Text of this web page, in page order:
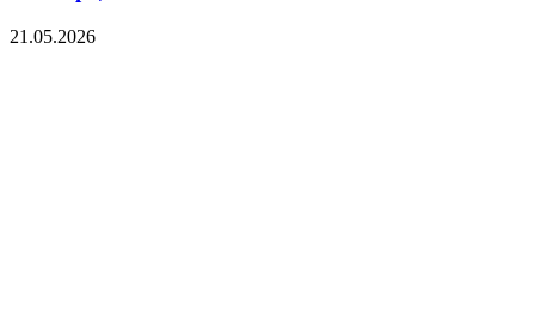
21.05.2026